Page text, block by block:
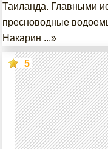
Таиланда. Главными
пресноводные
Накарин ...»
5